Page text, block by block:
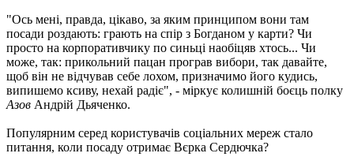
"Ось мені, правда, цікаво, за яким принципом вони там
посади роздають: грають на спір з Богданом у карти? Чи
просто на корпоративчику по синьці наобіцяв хтось... Чи
може, так: прикольний пацан програв вибори, так давайте,
щоб він не відчував себе лохом, призначимо його кудись,
випишемо ксиву, нехай радіє", - міркує колишній боєць полку
Азов Андрій Дьяченко.
Популярним серед користувачів соціальних мереж стало
питання, коли посаду отримає Вєрка Сердючка?